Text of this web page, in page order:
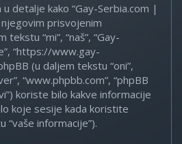
detalje kako “Gay-Serbia.com |
prisvojenim
“mi”, “naš”, “Gay-
“https://www.gay-
(u daljem tekstu “oni”,
“www.phpbb.com”, “phpBB
koriste bilo kakve informacije
koje sesije kada koristite
informacije”).